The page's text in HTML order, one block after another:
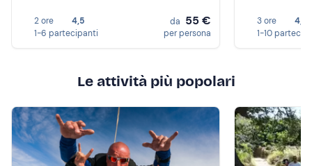
2 ore
4,5
1-6 partecipanti
da 55 €
per persona
3 ore
4,8
1-10
Le attività più popolari